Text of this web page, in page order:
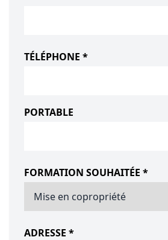
TÉLÉPHONE *
PORTABLE
FORMATION SOUHAITÉE *
ADRESSE *